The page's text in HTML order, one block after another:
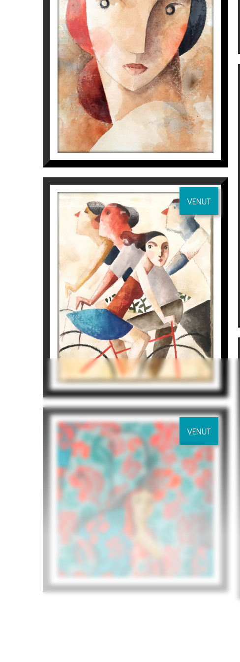
Per a més informació del PintorDidier Lourenço
Didier Lourenço
1.820€
VENUT
ST III
Didier Lourenço
1.210€
VENUT
BIG FRIEND
Didier Lourenço
925